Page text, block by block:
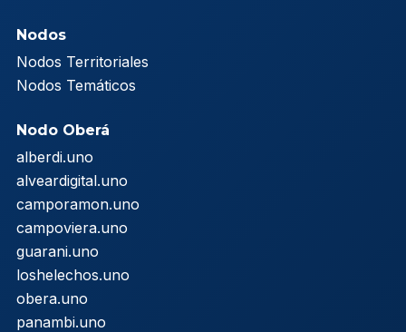
Nodos
Nodos Territoriales
Nodos Temáticos
Nodo Oberá
alberdi.uno
alveardigital.uno
camporamon.uno
campoviera.uno
guarani.uno
loshelechos.uno
obera.uno
panambi.uno